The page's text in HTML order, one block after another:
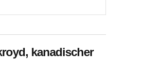
kanadischer